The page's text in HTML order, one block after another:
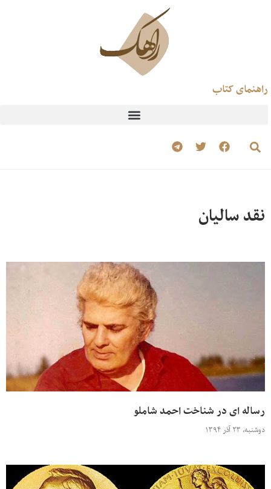
راهنمای کتاب
نقد سالیان
رساله ای در شناخت احمد شاملو
دوشنبه، ۲۳ آذر ۱۳۹۴